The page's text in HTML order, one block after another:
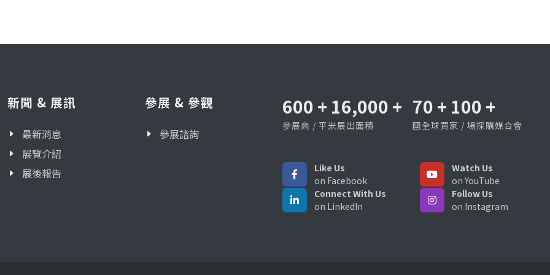
新聞 & 展訊
最新消息
展覽介紹
展後報告
參展 & 參觀
參展諮詢
600 + 16,000 +
參展商 / 平米展出面積
70 + 100 +
國全球買家 / 場採購媒合會
Like Us
on Facebook
Watch Us
on YouTube
Connect With Us
on LinkedIn
Follow Us
on Instagram